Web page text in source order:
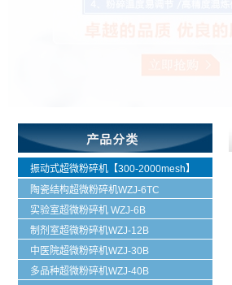
振动式超微粉碎机【300-2000mesh】
陶瓷结构超微粉碎机WZJ-6TC
实验室超微粉碎机 WZJ-6B
制剂室超微粉碎机WZJ-12B
中医院超微粉碎机WZJ-30B
多品种超微粉碎机WZJ-40B